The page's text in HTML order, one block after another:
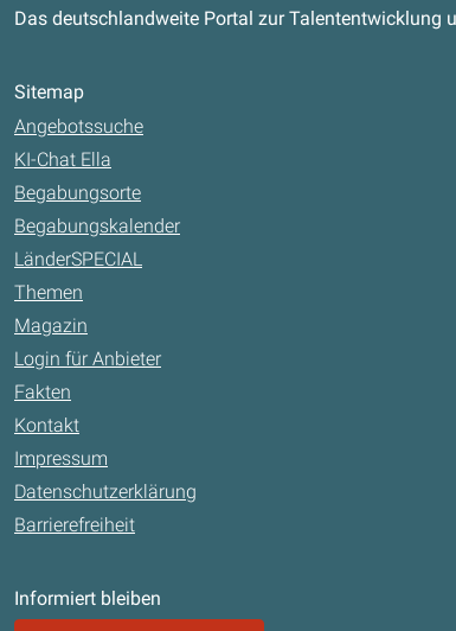
Das deutschlandweite Portal zur Talententwicklung
Sitemap
Angebotssuche
KI-Chat Ella
Begabungsorte
Begabungskalender
LänderSPECIAL
Themen
Magazin
Login für Anbieter
Fakten
Kontakt
Impressum
Datenschutzerklärung
Barrierefreiheit
Informiert bleiben